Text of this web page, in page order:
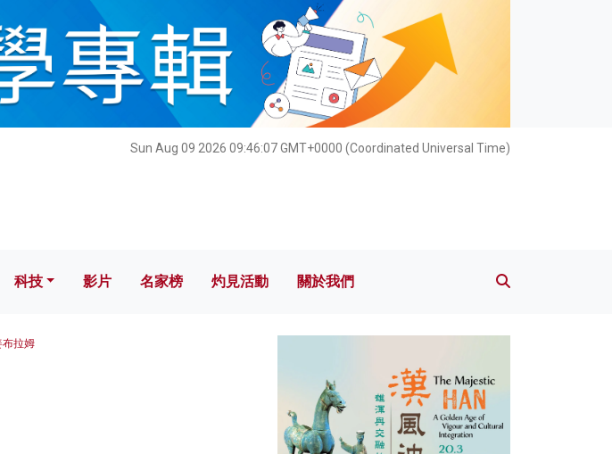
Sun Aug 09 2026 09:46:09 GMT+0000 (Coordinated Universal Time)
科技 影片 名家榜 灼見活動 關於我們
科技 影片 名家榜 灼見活動 關於我們
布拉姆